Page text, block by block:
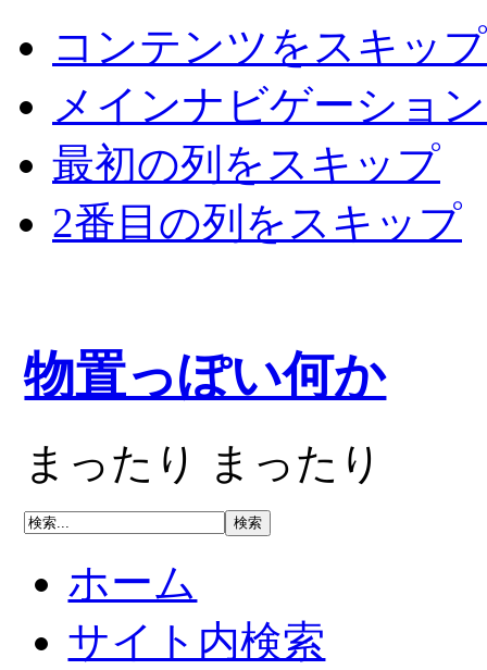
コンテンツをスキップ
メインナビゲーショ
最初の列をスキップ
2番目の列をスキップ
物置っぽい何か
まったり まったり
ホーム
サイト内検索